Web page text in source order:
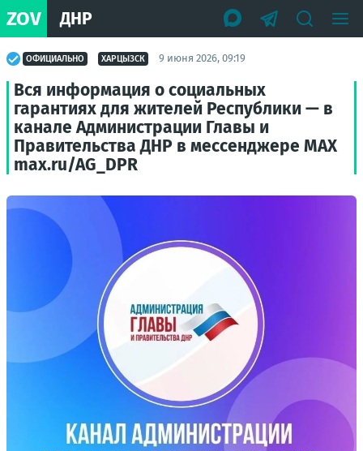
ZOV ДНР
ОФИЦИАЛЬНО ХАРЦЫЗСК 9 июня 2026, 09:19
Вся информация о социальных
гарантиях для жителей Республики — в
канале Администрации Главы и
Правительства ДНР в мессенджере MAX
max.ru/AG_DPR